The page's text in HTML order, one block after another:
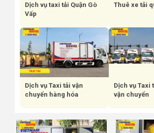
Dịch vụ taxi tải Quận Gò
Vấp
Thuê xe tải
Dịch vụ Taxi tải vận
chuyển hàng hóa
Dịch vụ Taxi
vận chuyển